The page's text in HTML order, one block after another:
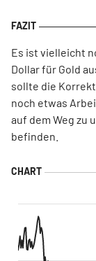
Es ist vielleicht
Dollar für Gold
sollte die
noch etwas
auf dem Weg zu
befinden.